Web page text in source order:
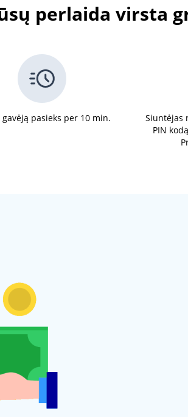
perlaida virsta
gavėją pasieks per 10 min.
Siuntėjas
PIN